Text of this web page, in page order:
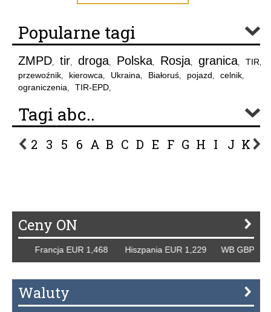
Popularne tagi
ZMPD, tir, droga, Polska, Rosja, granica, TIR,
przewoźnik, kierowca, Ukraina, Białoruś, pojazd, celnik,
ograniczenia, TIR-EPD,
Tagi abc..
2 3 5 6 A B C D E F G H I J K L
Ceny ON
Francja EUR 1,468 Hiszpania EUR 1,229 WB GBP
Waluty